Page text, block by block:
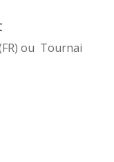
ou Tournai